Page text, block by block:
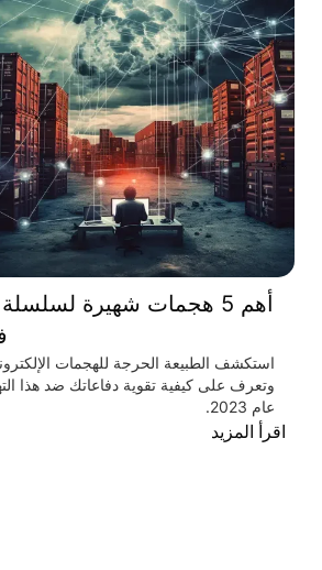
أهم 5 هجمات شهيرة
استكشف الطبيعة الحرجة للهجمات
وتعرف على كيفية تقوية دفاعاتك ضد هذا
عام 2023.
اقرأ المزيد